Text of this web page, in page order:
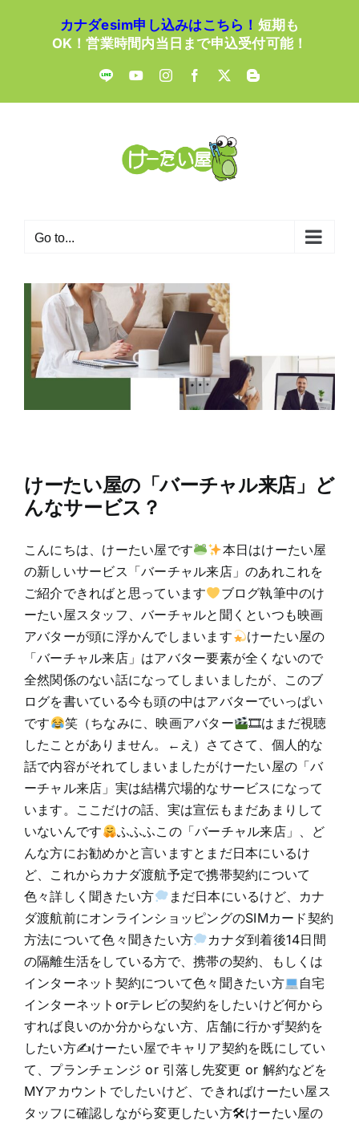
カナダesim申し込みはこちら！ 短期も
OK！営業時間内当日まで申込受付可能！
LINE YouTubeInstagramFacebook
X Blogger
Go to...
けーたい屋の「バーチャル来店」ど
んなサービス？
こんにちは、けーたい屋です
本日はけーたい屋
の新しいサービス「バーチャル来店」のあれこれを
ご紹介できればと思っています
ブログ執筆中のけ
ーたい屋スタッフ、バーチャルと聞くといつも映画
アバターが頭に浮かんでしまいます
けーたい屋の
「バーチャル来店」はアバター要素が全くないので
全然関係のない話になってしまいましたが、このブ
ログを書いている今も頭の中はアバターでいっぱい
です
笑（ちなみに、映画アバター
🎞はまだ視聴
したことがありません。←え）さてさて、個人的な
話で内容がそれてしまいましたがけーたい屋の「バ
ーチャル来店」実は結構穴場的なサービスになって
います。ここだけの話、実は宣伝もまだあまりして
いないんです
ふふふこの「バーチャル来店」、ど
んな方にお勧めかと言いますとまだ日本にいるけ
ど、これからカナダ渡航予定で携帯契約について
色々詳しく聞きたい方
まだ日本にいるけど、カナ
ダ渡航前にオンラインショッピングのSIMカード契約
方法について色々聞きたい方
カナダ到着後14日間
の隔離生活をしている方で、携帯の契約、もしくは
インターネット契約について色々聞きたい方
自宅
インターネットorテレビの契約をしたいけど何から
すれば良いのか分からない方、店舗に行かず契約を
したい方✍けーたい屋でキャリア契約を既にしてい
て、プランチェンジ or 引落し先変更 or 解約などを
MYアカウントでしたいけど、できればけーたい屋ス
タッフに確認しながら変更したい方🛠けーたい屋の